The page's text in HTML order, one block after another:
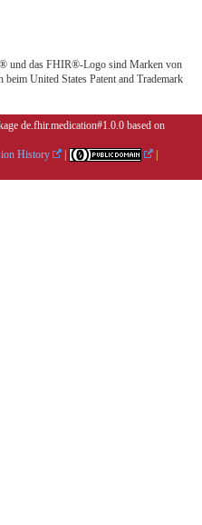
das FHIR®-Logo sind Marken von
United States Patent and Trademark
de.fhir.medication#1.0.0 based on
History |
|